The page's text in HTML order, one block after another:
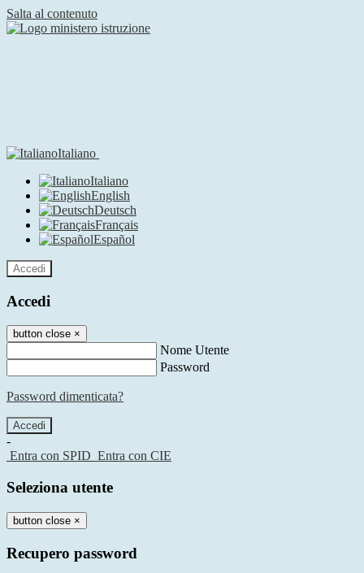
Salta al contenuto
Italiano
Italiano
English
Deutsch
Français
Español
Accedi
Accedi
button close ×
Nome Utente
Password
Password dimenticata?
-
Entra con SPID Entra con CIE
Seleziona utente
button close ×
Recupero password